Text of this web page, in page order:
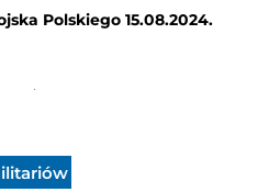
Polskiego 15.08.2024.